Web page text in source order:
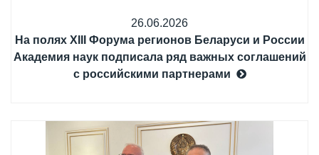
26.06.2026
На полях XIII Форума регионов Беларуси и России
Академия наук подписала ряд важных соглашений
с российскими партнерами